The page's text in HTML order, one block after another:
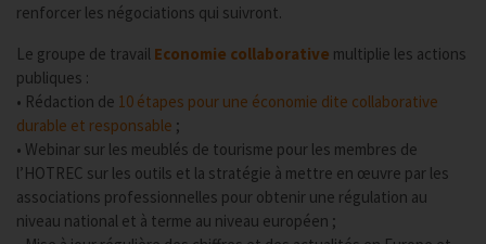
renforcer les négociations qui suivront.
Le groupe de travail Economie collaborative multiplie les actions
publiques :
• Rédaction de 10 étapes pour une économie dite collaborative
durable et responsable ;
• Webinar sur les meublés de tourisme pour les membres de
l’HOTREC sur les outils et la stratégie à mettre en œuvre par les
associations professionnelles pour obtenir une régulation au
niveau national et à terme au niveau européen ;